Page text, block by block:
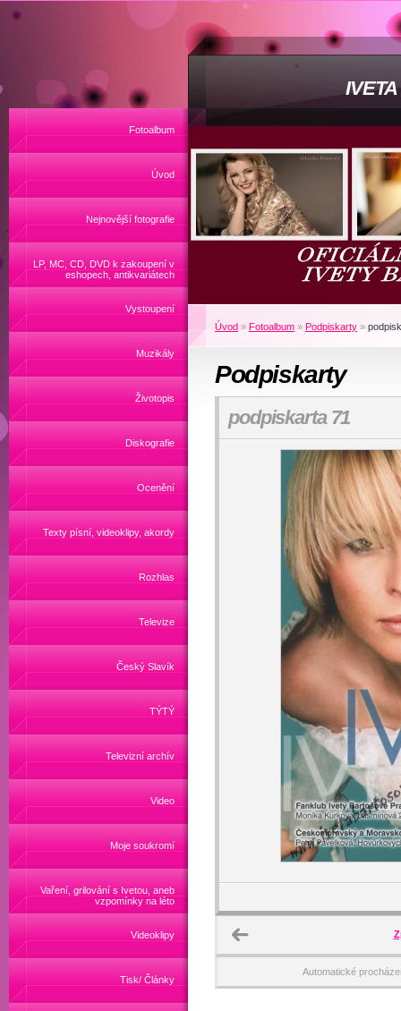
Fotoalbum
Úvod
Nejnovější fotografie
LP, MC, CD, DVD k zakoupení v
eshopech, antikvariátech
Vystoupení
Muzikály
Životopis
Diskografie
Ocenění
Texty písní, videoklipy, akordy
Rozhlas
Televize
Český Slavík
TÝTÝ
Televizní archív
Video
Moje soukromí
Vaření, grilování s Ivetou, aneb
vzpomínky na léto
Videoklipy
Tisk/ Články
Úvod » Fotoalbum » Podpiskarty »
Podpiskarty
podpiskarta 71
Automatické